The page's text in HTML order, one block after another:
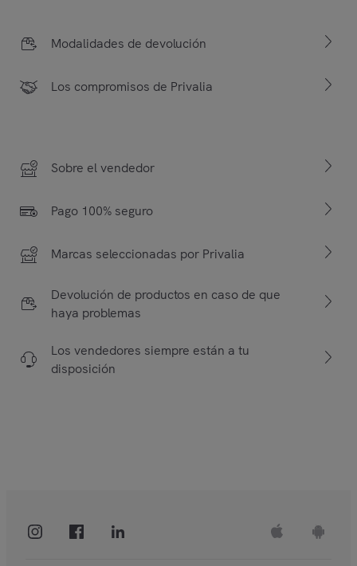
Modalidades de devolución
Los compromisos de Privalia
Sobre el vendedor
Pago 100% seguro
Marcas seleccionadas por Privalia
Devolución de productos en caso de que
haya problemas
Los vendedores siempre están a tu
disposición